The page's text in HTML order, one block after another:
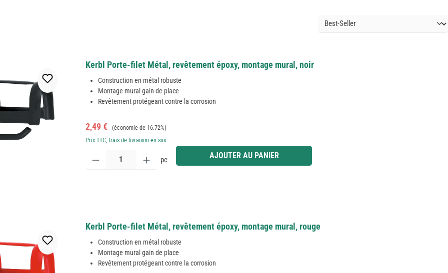
Kerbl Porte-filet Métal, revêtement époxy, montage mural, noir
Construction en métal robuste
Montage mural gain de place
Revêtement protégeant contre la corrosion
Prix de vente :
2,49 € Prix régulier :
(économie de 16.72%)
Prix TTC, frais de livraison en sus
Quantité de produit : Entrez la quantité souhaitée ou utilisez les boutons pour augmenter ou diminuer la quantité.
pc AJOUTER AU PANIER
Kerbl Porte-filet Métal, revêtement époxy, montage mural, rouge
Construction en métal robuste
Montage mural gain de place
Revêtement protégeant contre la corrosion